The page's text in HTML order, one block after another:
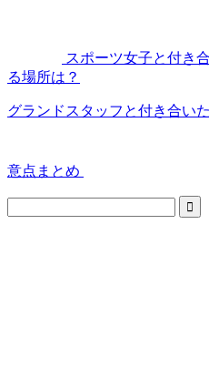
スポーツ女子と付き
る場所は？
グランドスタッフと付き合い
意点まとめ